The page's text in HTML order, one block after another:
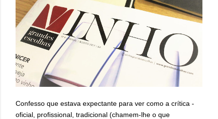
Confesso que estava expectante para ver como a crítica -
oficial, profissional, tradicional (chamem-lhe o que